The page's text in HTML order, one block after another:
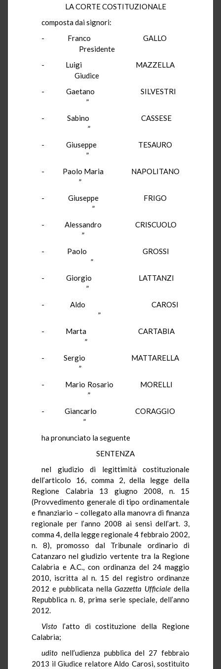
LA CORTE COSTITUZIONALE
composta dai signori:
- Franco GALLO
Presidente
- Luigi MAZZELLA
Giudice
- Gaetano SILVESTRI
”
- Sabino CASSESE
”
- Giuseppe TESAURO
”
- Paolo Maria NAPOLITANO
”
- Giuseppe FRIGO
”
- Alessandro CRISCUOLO
”
- Paolo GROSSI
”
- Giorgio LATTANZI
”
- Aldo CAROSI
”
- Marta CARTABIA
”
- Sergio MATTARELLA
”
- Mario Rosario MORELLI
”
- Giancarlo CORAGGIO
”
ha pronunciato la seguente
SENTENZA
nel giudizio di legittimità costituzionale
dell’articolo 16, comma 2, della legge della
Regione Calabria 13 giugno 2008, n. 15
(Provvedimento generale di tipo ordinamentale
e finanziario – collegato alla manovra di finanza
regionale per l’anno 2008 ai sensi dell’art. 3,
comma 4, della legge regionale 4 febbraio 2002,
n. 8), promosso dal Tribunale ordinario di
Catanzaro nel giudizio vertente tra la Regione
Calabria e A.C., con ordinanza del 24 maggio
2010, iscritta al n. 15 del registro ordinanze
2012 e pubblicata nellaGazzetta Ufficialedella
Repubblica n. 8, prima serie speciale, dell’anno
2012.
Visto l’atto di costituzione della Regione
Calabria;
udito nell’udienza pubblica del 27 febbraio
2013 il Giudice relatore Aldo Carosi, sostituito